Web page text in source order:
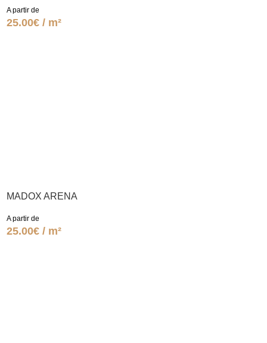
A partir de
25.00€ / m²
MADOX ARENA
A partir de
25.00€ / m²